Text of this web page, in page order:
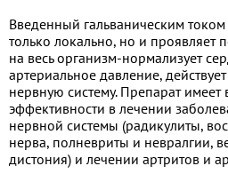
Введенный гальваническим током
только локально, но и проявляет
на весь организм-нормализует
артериальное давление,
нервную систему. Препарат имеет
эффективности в лечении
нервной системы (радикулиты,
нерва, полневриты и невралгии,
дистония) и лечении артритов и